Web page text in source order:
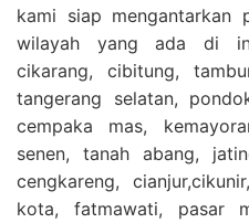
kami siap mengantarkan
wilayah yang ada di
cikarang, cibitung,
tangerang selatan,
cempaka mas,
senen, tanah abang,
cengkareng,
kota, fatmawati, pasar